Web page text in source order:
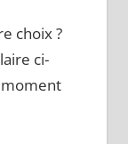
choix ?
ci-
moment